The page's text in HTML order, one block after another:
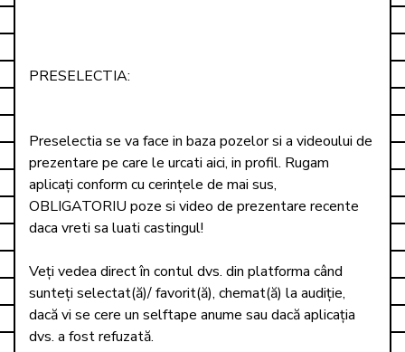
PRESELECTIA:
Preselectia se va face in baza pozelor si a videoului de
prezentare pe care le urcati aici, in profil. Rugam
aplicați conform cu cerințele de mai sus,
OBLIGATORIU poze si video de prezentare recente
daca vreti sa luati castingul!
Veți vedea direct în contul dvs. din platforma când
sunteți selectat(ă)/ favorit(ă), chemat(ă) la audiție,
dacă vi se cere un selftape anume sau dacă aplicația
dvs. a fost refuzată.